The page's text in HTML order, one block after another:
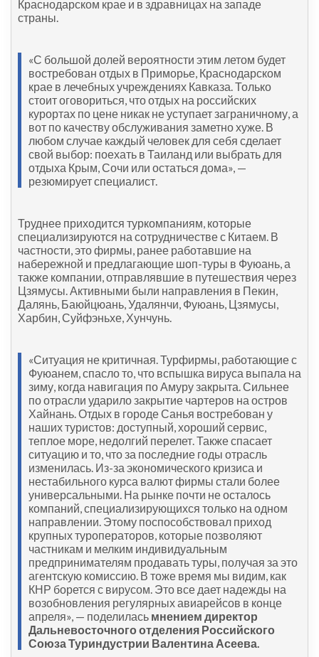
Краснодарском крае и в здравницах на западе
страны.
«С большой долей вероятности этим летом будет
востребован отдых в Приморье, Краснодарском
крае в лечебных учреждениях Кавказа. Только
стоит оговориться, что отдых на российских
курортах по цене никак не уступает заграничному, а
вот по качеству обслуживания заметно хуже. В
любом случае каждый человек для себя сделает
свой выбор: поехать в Таиланд или выбрать для
отдыха Крым, Сочи или остаться дома», —
резюмирует специалист.
Труднее приходится туркомпаниям, которые
специализируются на сотрудничестве с Китаем. В
частности, это фирмы, ранее работавшие на
набережной и предлагающие шоп-туры в Фуюань, а
также компании, отправлявшие в путешествия через
Цзямусы. Активными были направления в Пекин,
Далянь, Баюйцюань, Удалянчи, Фуюань, Цзямусы,
Харбин, Суйфэньхе, Хунчунь.
«Ситуация не критичная. Турфирмы, работающие с
Фуюанем, спасло то, что вспышка вируса выпала на
зиму, когда навигация по Амуру закрыта. Сильнее
по отрасли ударило закрытие чартеров на остров
Хайнань. Отдых в городе Санья востребован у
наших туристов: доступный, хороший сервис,
теплое море, недолгий перелет. Также спасает
ситуацию и то, что за последние годы отрасль
изменилась. Из-за экономического кризиса и
нестабильного курса валют фирмы стали более
универсальными. На рынке почти не осталось
компаний, специализирующихся только на одном
направлении. Этому поспособствовал приход
крупных туроператоров, которые позволяют
частникам и мелким индивидуальным
предпринимателям продавать туры, получая за это
агентскую комиссию. В тоже время мы видим, как
КНР борется с вирусом. Это все дает надежды на
возобновления регулярных авиарейсов в конце
апреля», — поделилась мнением директор
Дальневосточного отделения Российского
Союза Туриндустрии Валентина Асеева.